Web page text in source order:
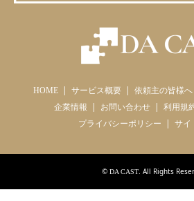
HOME サービス概要 依頼主の皆様へ
企業情報
お問い合わせ 利用規
プライバシーポリシー
サイ
© DA CAST. All Rights